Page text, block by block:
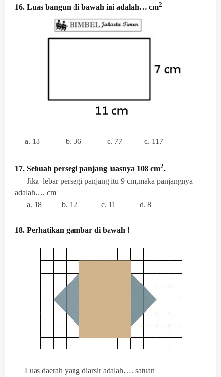
16. Luas bangun di bawah ini adalah… cm2
a. 18 b. 36 c. 77 d. 117
17. Sebuah persegi panjang luasnya 108 cm2.
Jika lebar persegi panjang itu 9 cm,maka panjangnya
adalah…. cm
a. 18
b. 12 c. 11 d. 8
18. Perhatikan gambar di bawah !
Luas daerah yang diarsir adalah…. satuan